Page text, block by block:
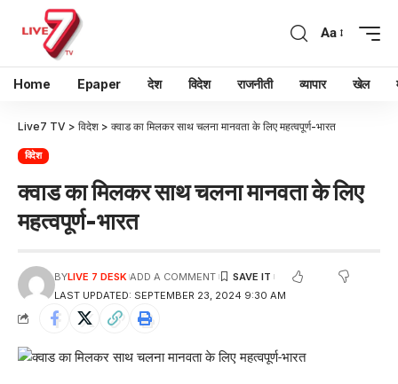
Aa
Home Epaper देश विदेश राजनीती व्यापार खेल
Live7 TV > विदेश > क्वाड का मिलकर साथ चलना मानवता के लिए महत्वपूर्ण-भारत
विदेश
क्वाड का मिलकर साथ चलना मानवता के लिए
महत्वपूर्ण-भारत
LAST UPDATED: SEPTEMBER 23, 2024 9:30 AM
BYLIVE 7 DESK ADD A COMMENT